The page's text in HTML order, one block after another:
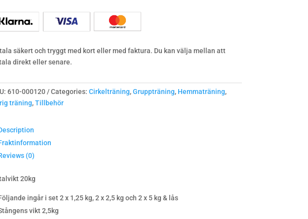
säkert och tryggt med kort eller med faktura. Du kan välja mellan att
direkt eller senare.
610-000120 Categories: Cirkelträning,Gruppträning, Hemmaträning,
träning,Tillbehör
(0)
20kg
ingår i set 2 x 1,25 kg, 2 x 2,5 kg och 2 x 5 kg & lås
vikt 2,5kg